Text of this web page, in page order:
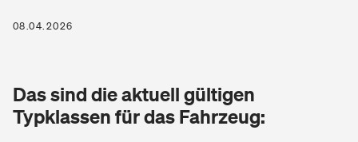
Rentenrechner: Wie viel Geld bekomme ich im Alter?
Wärmepumpen versichern
Vermieterrrechtsschutz
Kinderunfall­ver­si­che­rung
Tierkrankenversicherung
08.04.2026
Das sind die aktuell gültigen
Typklassen für das Fahrzeug: